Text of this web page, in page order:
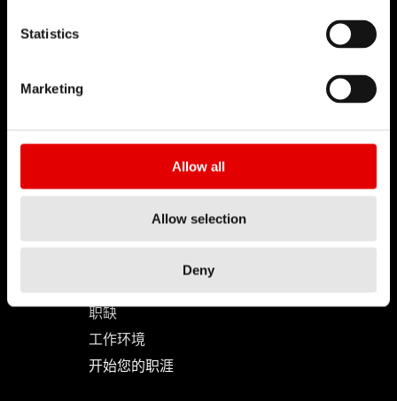
Statistics
Marketing
Allow all
Allow selection
Deny
使命
DT Swiss 全球
反仿冒声明
职涯
职缺
工作环境
开始您的职涯